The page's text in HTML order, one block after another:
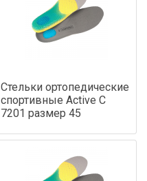
Стельки ортопедические
спортивные Active С
7201 размер 45